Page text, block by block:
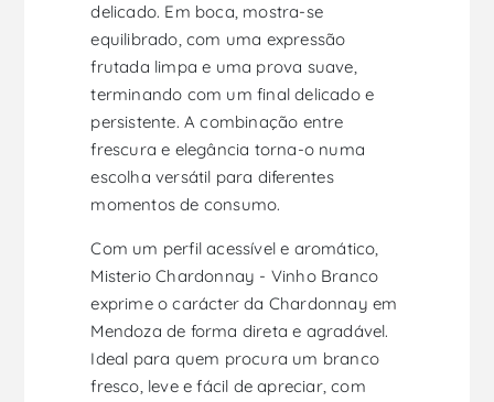
delicado. Em boca, mostra-se
equilibrado, com uma expressão
frutada limpa e uma prova suave,
terminando com um final delicado e
persistente. A combinação entre
frescura e elegância torna-o numa
escolha versátil para diferentes
momentos de consumo.
Com um perfil acessível e aromático,
Misterio Chardonnay - Vinho Branco
exprime o carácter da Chardonnay em
Mendoza de forma direta e agradável.
Ideal para quem procura um branco
fresco, leve e fácil de apreciar, com